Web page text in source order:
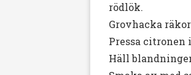
rödlök.
Grovhacka
Pressa
Häll